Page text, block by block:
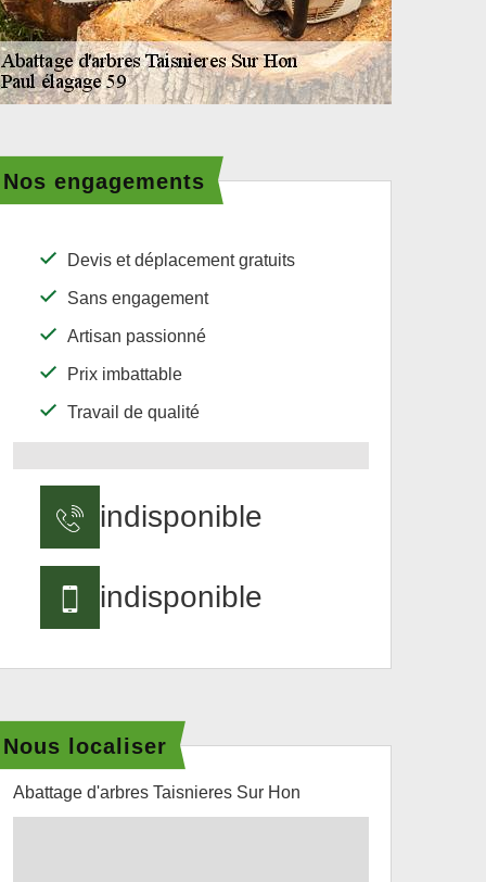
Nos engagements
Devis et déplacement gratuits
Sans engagement
Artisan passionné
Prix imbattable
Travail de qualité
indisponible
indisponible
Nous localiser
Abattage d'arbres Taisnieres Sur Hon